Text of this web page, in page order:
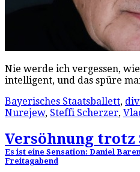
Nie werde ich vergessen,
intelligent, und das spüre
Bayerisches Staatsballett,
Nurejew, Steffi Scherzer,
Versöhnung trotz
Es ist eine Sensation: Daniel
Freitagabend